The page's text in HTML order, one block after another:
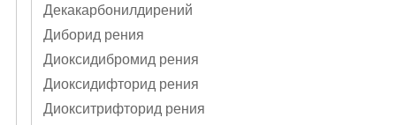
Декакарбонилдирений
Диборид рения
Диоксидибромид рения
Диоксидифторид рения
Диокситрифторид рения